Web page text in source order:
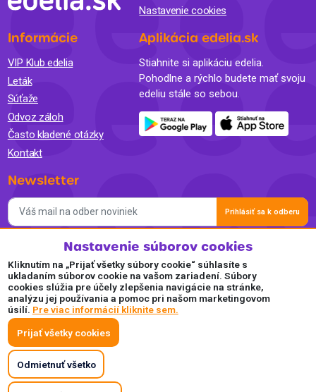
Nastavenie cookies
Informácie
VIP Klub edelia
Leták
Súťaže
Odvoz záloh
Často kladené otázky
Kontakt
Aplikácia edelia.sk
Stiahnite si aplikáciu edelia.
Pohodlne a rýchlo budete mať svoju
edeliu stále so sebou.
Newsletter
Prihlásiť sa k odberu
Súhlasím so spracovaním osobných údajov a so zasielaním
newslettra na marketingové účely a oboznámil som sa so
Zásadami ochrany osobných údajov.
Akceptujeme
Plaťte pohodlne a bezpečne online.
Nastavenie súborov cookies
Kliknutím na „Prijať všetky súbory cookie“ súhlasíte s
ukladaním súborov cookie na vašom zariadení. Súbory
cookies slúžia pre účely zlepšenia navigácie na stránke,
analýzu jej používania a pomoc pri našom marketingovom
úsilí. Pre viac informácií kliknite sem.
Prijať všetky cookies
Odmietnuť všetko